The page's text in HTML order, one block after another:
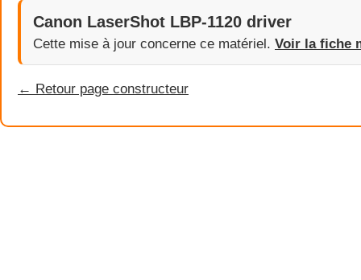
Canon LaserShot LBP-1120 driver
Cette mise à jour concerne ce matériel. Voir la fiche
← Retour page constructeur